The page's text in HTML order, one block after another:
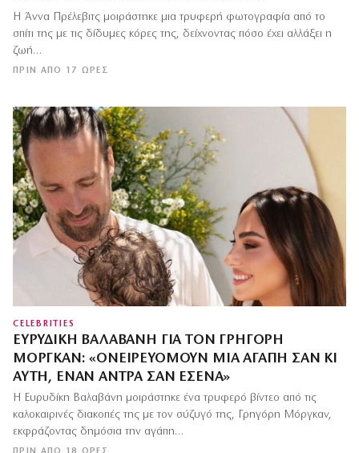
ΠΡΙΝ ΑΠΌ 17 ΏΡΕΣ
Η Άννα Πρέλεβιτς μοιράστηκε μια τρυφερή φωτογραφία από το
σπίτι της με τις δίδυμες κόρες της, δείχνοντας πόσο έχει αλλάξει η
ζωή…
CELEBRITIES
ΕΥΡΥΔΊΚΗ ΒΑΛΑΒΆΝΗ ΓΙΑ ΤΟΝ ΓΡΗΓΌΡΗ
ΜΌΡΓΚΑΝ: «OΝΕΙΡΕΥΌΜΟΥΝ ΜΙΑ ΑΓΆΠΗ ΣΑΝ ΚΙ
ΑΥΤΉ, ΈΝΑΝ ΆΝΤΡΑ ΣΑΝ ΕΣΈΝΑ»
Η Ευρυδίκη Βαλαβάνη μοιράστηκε ένα τρυφερό βίντεο από τις
καλοκαιρινές διακοπές της με τον σύζυγό της, Γρηγόρη Μόργκαν,
εκφράζοντας δημόσια την αγάπη…